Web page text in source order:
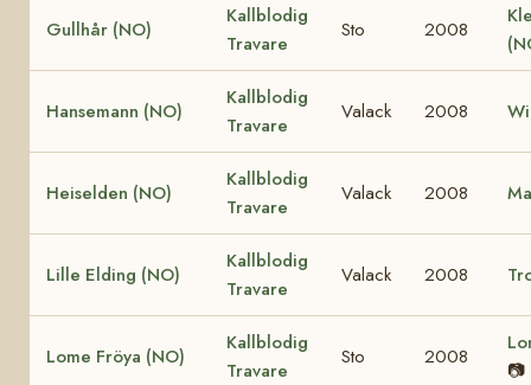
Gullhår (NO)
Kallblodig
Travare
Sto 2008
Hansemann (NO)
Kallblodig
Travare
Valack 2008
Heiselden (NO)
Kallblodig
Travare
Valack 2008
Lille Elding (NO)
Kallblodig
Travare
Valack 2008
Lome Fröya (NO)
Kallblodig
Travare
Sto 2008
📷